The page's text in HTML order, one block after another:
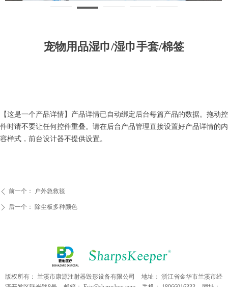
宠物用品湿巾/湿巾手套/棉签
ꄴ 前一个： 户外急救毯
ꄲ 后一个： 除尘板多种颜色
【这是一个产品详情】产品详情已自动绑定后台每篇产品的数据。拖动控
件时请不要让任何控件重叠。请在后台产品管理直接设置好产品详情的内
容样式，前台设计器不提供设置。
版权所有： 兰溪市康源注射器毁形设备有限公司 地址： 浙江省金华市兰溪市经
济开发区曙光路8号
邮箱： Eric@sharpsbox.com 手机： 18966016333
网址：